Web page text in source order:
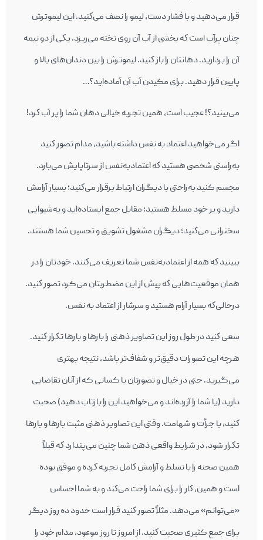
قرار می‌دهيد و با فشار دست، ليمو را نصف می‌كنيد. این ليموترش
چنان پرآب است كه بخشی از آب آن روی تخته می‌ريزد. يكی از دو نيمه‌‌
آن را برداريد. دهانتان را باز كنيد. ليموترش را بين دندان‌های بالا و
پایین قرار دهيد. برای مکیدن آب آن آماده‌اید؟…
می‌بينيد؟! عجيب است، همين تجربه‌ خيالی دهان شما را پر آب كرد!
اگر می‌خواهيد اعتماد به نفس داشته باشيد، مدام تصور كنيد
به‌راستی شخصی هستيد كه اعتمادبه‌نفس از سرتاپایش می‌بارد.
مجسم کنید به‌راحتی با ديگران ارتباط برقرار می‌كنيد؛ بسيار آرامش
داريد و بر خود مسلط هستید؛ مقابل جمع ايستاده‌ايد و به‌شیوایی
سخنرانی می‌كنيد؛ ديگران مشغول تشويق و تحسين شما هستند.
ببينيد كه همه از اعتمادبه‌نفس شما تعريف می‌كنند. خودتان را در
همان موقعيت‌هايی كه پيش از اين مضطربتان می‌کرد تصور كنيد.
درحالی‌كه بسيار آرام هستيد و سرشار از اعتماد به نفس.
سعی كنيد در طول روز اين تصاوير ذهنی را بارها و بارها تكرار كنيد.
هرچه اين تصورات دقيق‌تر و شفاف‌تر باشد، نتيجه‌ بهتری
می‌گيرید. حتی در خيال و تصورتان با کسانی که از آنان تقاضایی
دارید (یا شما را آزرده‌اند و می‌خواهید این را بازتاب دهید) صحبت
كنيد، با جرأت و شهامت. وقتی اين تصاوير ذهنی مثبت بارها و بارها
تكرار شود، در شرايط واقعی ذهن شما چنين می‌پندارد كه قبلاً
همين صحنه را با تسلط و آرامش كامل تجربه كرده و موفق بوده
است و همين، كار را برای شما راحت می‌كند و به شما احساس
«می‌توانم» می‌دهد. مثلاً تصور كنيد قرار است حدود ده روز ديگر
برای جمع کثیری صحبت كنيد. از امروز تا روز موعود، مدام خود را